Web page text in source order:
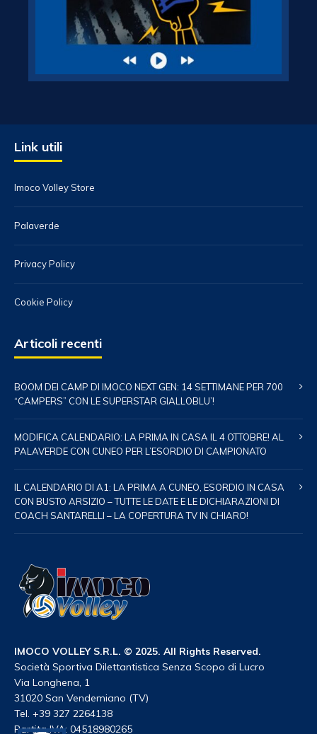
Link utili
Imoco Volley Store
Palaverde
Privacy Policy
Cookie Policy
Articoli recenti
BOOM DEI CAMP DI IMOCO NEXT GEN: 14 SETTIMANE PER 700
“CAMPERS” CON LE SUPERSTAR GIALLOBLU’!
MODIFICA CALENDARIO: LA PRIMA IN CASA IL 4 OTTOBRE! AL
PALAVERDE CON CUNEO PER L’ESORDIO DI CAMPIONATO
IL CALENDARIO DI A1: LA PRIMA A CUNEO, ESORDIO IN CASA
CON BUSTO ARSIZIO – TUTTE LE DATE E LE DICHIARAZIONI DI
COACH SANTARELLI – LA COPERTURA TV IN CHIARO!
IMOCO VOLLEY S.R.L. © 2025. All Rights Reserved.
Società Sportiva Dilettantistica Senza Scopo di Lucro
Via Longhena, 1
31020 San Vendemiano (TV)
Tel. +39 327 2264138
Partita IVA: 04518980265